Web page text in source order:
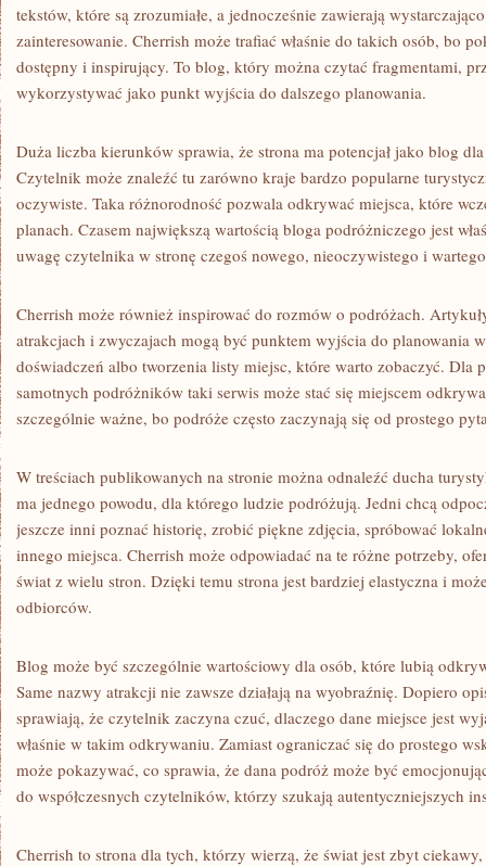
tekstów, które są zrozumiałe, a jednocześnie zawierają
zainteresowanie. Cherrish może trafiać właśnie do takich osób, bo
dostępny i inspirujący. To blog, który można czytać fragmentami,
wykorzystywać jako punkt wyjścia do dalszego planowania.
Duża liczba kierunków sprawia, że strona ma potencjał jako blog
Czytelnik może znaleźć tu zarówno kraje bardzo popularne
oczywiste. Taka różnorodność pozwala odkrywać miejsca, które
planach. Czasem największą wartością bloga podróżniczego jest
uwagę czytelnika w stronę czegoś nowego, nieoczywistego i
Cherrish może również inspirować do rozmów o podróżach.
atrakcjach i zwyczajach mogą być punktem wyjścia do planowania
doświadczeń albo tworzenia listy miejsc, które warto zobaczyć. Dla
samotnych podróżników taki serwis może stać się miejscem
szczególnie ważne, bo podróże często zaczynają się od prostego
W treściach publikowanych na stronie można odnaleźć ducha
ma jednego powodu, dla którego ludzie podróżują. Jedni chcą
jeszcze inni poznać historię, zrobić piękne zdjęcia, spróbować
innego miejsca. Cherrish może odpowiadać na te różne potrzeby,
świat z wielu stron. Dzięki temu strona jest bardziej elastyczna i
odbiorców.
Blog może być szczególnie wartościowy dla osób, które lubią
Same nazwy atrakcji nie zawsze działają na wyobraźnię. Dopiero
sprawiają, że czytelnik zaczyna czuć, dlaczego dane miejsce jest
właśnie w takim odkrywaniu. Zamiast ograniczać się do prostego
może pokazywać, co sprawia, że dana podróż może być
do współczesnych czytelników, którzy szukają autentyczniejszych
Cherrish to strona dla tych, którzy wierzą, że świat jest zbyt